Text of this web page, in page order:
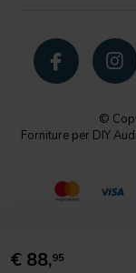
€ 88,95
©
Forniture per DIY